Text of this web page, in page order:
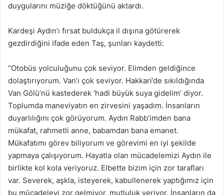
duygularını müziğe döktüğünü aktardı.
Kardeşi Aydın’ı fırsat buldukça il dışına götürerek
gezdirdiğini ifade eden Taş, şunları kaydetti:
“Otobüs yolculuğunu çok seviyor. Elimden geldiğince
dolaştırıyorum. Van’ı çok seviyor. Hakkari’de sıkıldığında
Van Gölü’nü kastederek ‘hadi büyük suya gidelim’ diyor.
Toplumda maneviyatın en zirvesini yaşadım. İnsanların
duyarlılığını çok görüyorum. Aydın Rabb’imden bana
mükafat, rahmetli anne, babamdan bana emanet.
Mükafatımı görev biliyorum ve görevimi en iyi şekilde
yapmaya çalışıyorum. Hayatla olan mücadelemizi Aydın ile
birlikte kol kola veriyoruz. Elbette bizim için zor tarafları
var. Severek, aşkla, isteyerek, kabullenerek yaptığımız için
bu mücadeleyi zor gelmiyor, mutluluk veriyor. İnsanların da